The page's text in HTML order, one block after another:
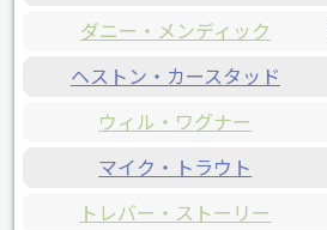
ダニー・メンディック
ヘストン・カースタッド
ウィル・ワグナー
マイク・トラウト
トレバー・ストーリー